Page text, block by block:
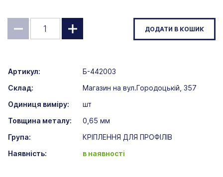
ДОДАТИ В КОШИК
Артикул:
Б-442003
Склад:
Магазин на вул.Городоцькій, 357
Одиниця виміру:
шт
Товщина металу:
0,65 мм
Група:
КРІПЛЕННЯ ДЛЯ ПРОФІЛІВ
Наявність:
в наявності